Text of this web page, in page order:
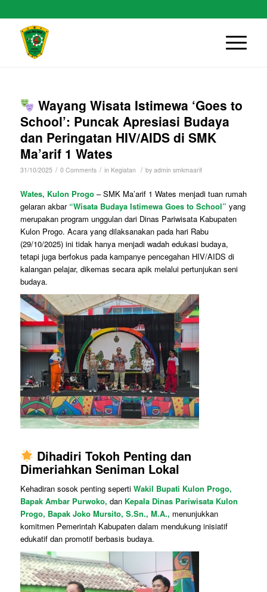
Wayang Wisata Istimewa ‘Goes to
School’: Puncak Apresiasi Budaya
dan Peringatan HIV/AIDS di SMK
Ma’arif 1 Wates
31/10/2025 / 0 Comments / in Kegiatan / by admin smkmaarif
Wates, Kulon Progo– SMK Ma’arif 1 Wates menjadi tuan rumah
gelaran akbar “Wisata Budaya Istimewa Goes to School” yang
merupakan program unggulan dari Dinas Pariwisata Kabupaten
Kulon Progo. Acara yang dilaksanakan pada hari Rabu
(29/10/2025) ini tidak hanya menjadi wadah edukasi budaya,
tetapi juga berfokus pada kampanye pencegahan HIV/AIDS di
kalangan pelajar, dikemas secara apik melalui pertunjukan seni
budaya.
Dihadiri Tokoh Penting dan
Dimeriahkan Seniman Lokal
Kehadiran sosok penting seperti Wakil Bupati Kulon Progo,
Bapak Ambar Purwoko, dan Kepala Dinas Pariwisata Kulon
Progo, Bapak Joko Mursito, S.Sn., M.A., menunjukkan
komitmen Pemerintah Kabupaten dalam mendukung inisiatif
edukatif dan promotif berbasis budaya.